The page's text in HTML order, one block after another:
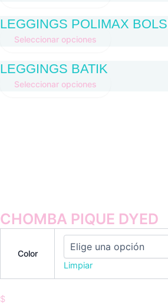
LEGGINGS POLIMAX
Seleccionar opciones
LEGGINGS BATIK
Seleccionar opciones
CHOMBA PIQUE DYED
Color
Limpiar
$